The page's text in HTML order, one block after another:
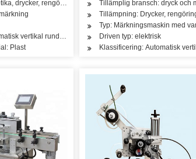
hårvårdsprodukter, olja, mejeriprodukter
drycker, rengöring, tvättmedel, hudvårdsprodukter,
vertikal rund flaskmärkningsmaskin
Plast
Tillämplig bransch: dryck och
Tillämpning: Drycker,
Typ: Märkningsmaskin med
Driven typ: elektrisk
Klassificering: Automatisk